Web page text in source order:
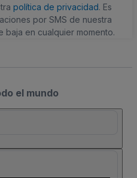
política de privacidad. Es
por SMS de nuestra
en cualquier momento.
el mundo